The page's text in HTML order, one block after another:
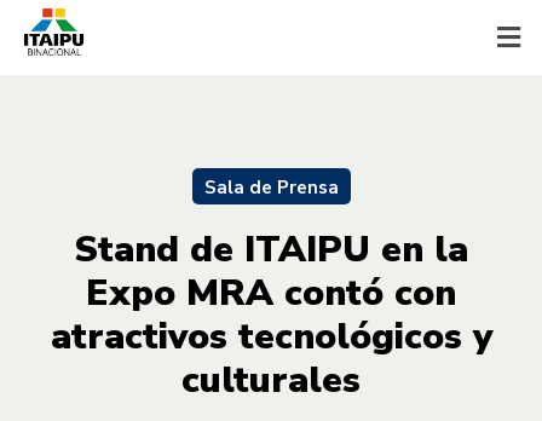
Sala de Prensa
Stand de ITAIPU en la
Expo MRA contó con
atractivos tecnológicos y
culturales